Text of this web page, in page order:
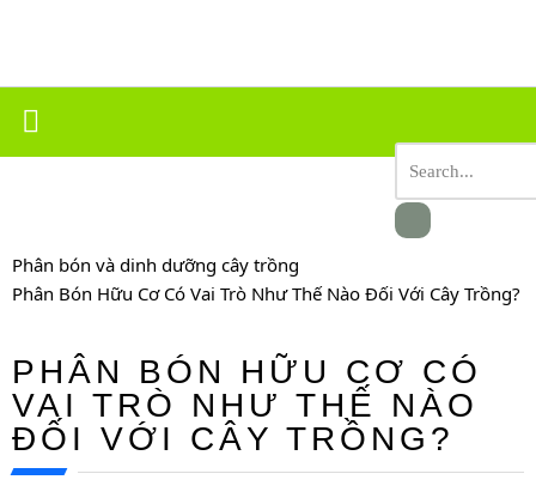
tới
Phân bón và dinh dưỡng cây trồng
Phân Bón Hữu Cơ Có Vai Trò Như Thế Nào Đối Với Cây Trồng?
PHÂN BÓN HỮU CƠ CÓ
VAI TRÒ NHƯ THẾ NÀO
ĐỐI VỚI CÂY TRỒNG?